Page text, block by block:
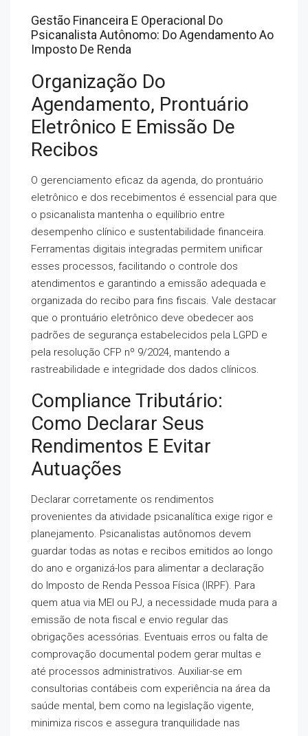
Gestão Financeira E Operacional Do
Psicanalista Autônomo: Do Agendamento Ao
Imposto De Renda
Organização Do
Agendamento, Prontuário
Eletrônico E Emissão De
Recibos
O gerenciamento eficaz da agenda, do prontuário
eletrônico e dos recebimentos é essencial para que
o psicanalista mantenha o equilíbrio entre
desempenho clínico e sustentabilidade financeira.
Ferramentas digitais integradas permitem unificar
esses processos, facilitando o controle dos
atendimentos e garantindo a emissão adequada e
organizada do recibo para fins fiscais. Vale destacar
que o prontuário eletrônico deve obedecer aos
padrões de segurança estabelecidos pela LGPD e
pela resolução CFP nº 9/2024, mantendo a
rastreabilidade e integridade dos dados clínicos.
Compliance Tributário:
Como Declarar Seus
Rendimentos E Evitar
Autuações
Declarar corretamente os rendimentos
provenientes da atividade psicanalítica exige rigor e
planejamento. Psicanalistas autônomos devem
guardar todas as notas e recibos emitidos ao longo
do ano e organizá-los para alimentar a declaração
do Imposto de Renda Pessoa Física (IRPF). Para
quem atua via MEI ou PJ, a necessidade muda para a
emissão de nota fiscal e envio regular das
obrigações acessórias. Eventuais erros ou falta de
comprovação documental podem gerar multas e
até processos administrativos. Auxiliar-se em
consultorias contábeis com experiência na área da
saúde mental, bem como na legislação vigente,
minimiza riscos e assegura tranquilidade nas